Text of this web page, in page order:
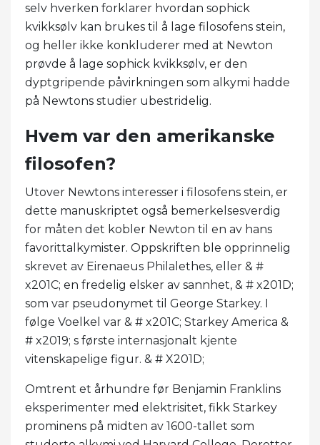
selv hverken forklarer hvordan sophick
kvikksølv kan brukes til å lage filosofens stein,
og heller ikke konkluderer med at Newton
prøvde å lage sophick kvikksølv, er den
dyptgripende påvirkningen som alkymi hadde
på Newtons studier ubestridelig.
Hvem var den amerikanske
filosofen?
Utover Newtons interesser i filosofens stein, er
dette manuskriptet også bemerkelsesverdig
for måten det kobler Newton til en av hans
favorittalkymister. Oppskriften ble opprinnelig
skrevet av Eirenaeus Philalethes, eller & #
x201C; en fredelig elsker av sannhet, & # x201D;
som var pseudonymet til George Starkey. I
følge Voelkel var & # x201C; Starkey America &
# x2019; s første internasjonalt kjente
vitenskapelige figur. & # X201D;
Omtrent et århundre før Benjamin Franklins
eksperimenter med elektrisitet, fikk Starkey
prominens på midten av 1600-tallet som